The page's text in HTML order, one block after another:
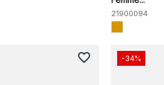
21900094
favorite_border -34%